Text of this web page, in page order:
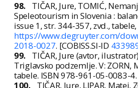
98.
TIČAR, Jure, TOMIĆ,
Speleotourism in Slovenia :
issue 1, str. 344-357, zvd.,
https://www.degruyter.com/
2018-0027. [COBISS.SI-ID
99.
TIČAR, Jure (avtor,
Triglavsko podzemlje. V: ZORN,
tabele. ISBN 978-961-05-0083-4.
100.
TIČAR, Jure, LIPAR,